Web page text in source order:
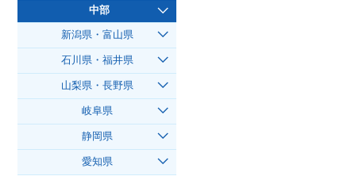
中部
新潟県・富山県
石川県・福井県
山梨県・長野県
岐阜県
静岡県
愛知県